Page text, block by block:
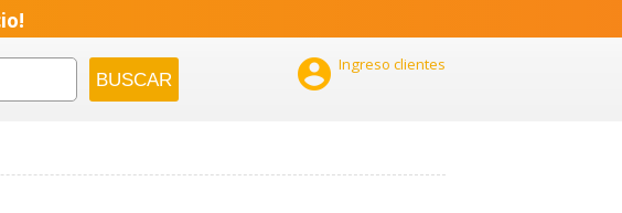
 Ingreso clientes